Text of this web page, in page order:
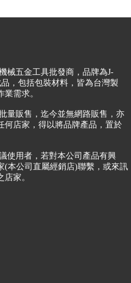
械五金工具批發商，品牌為J-
，包括包裝材料，皆為台灣製
需求。
販售，迄今並無網路販售，亦
何店家，得以將品牌產品，置於
用者，若對本公司產品有興
(本公司直屬經銷店)聯繫，或來訊
之店家。